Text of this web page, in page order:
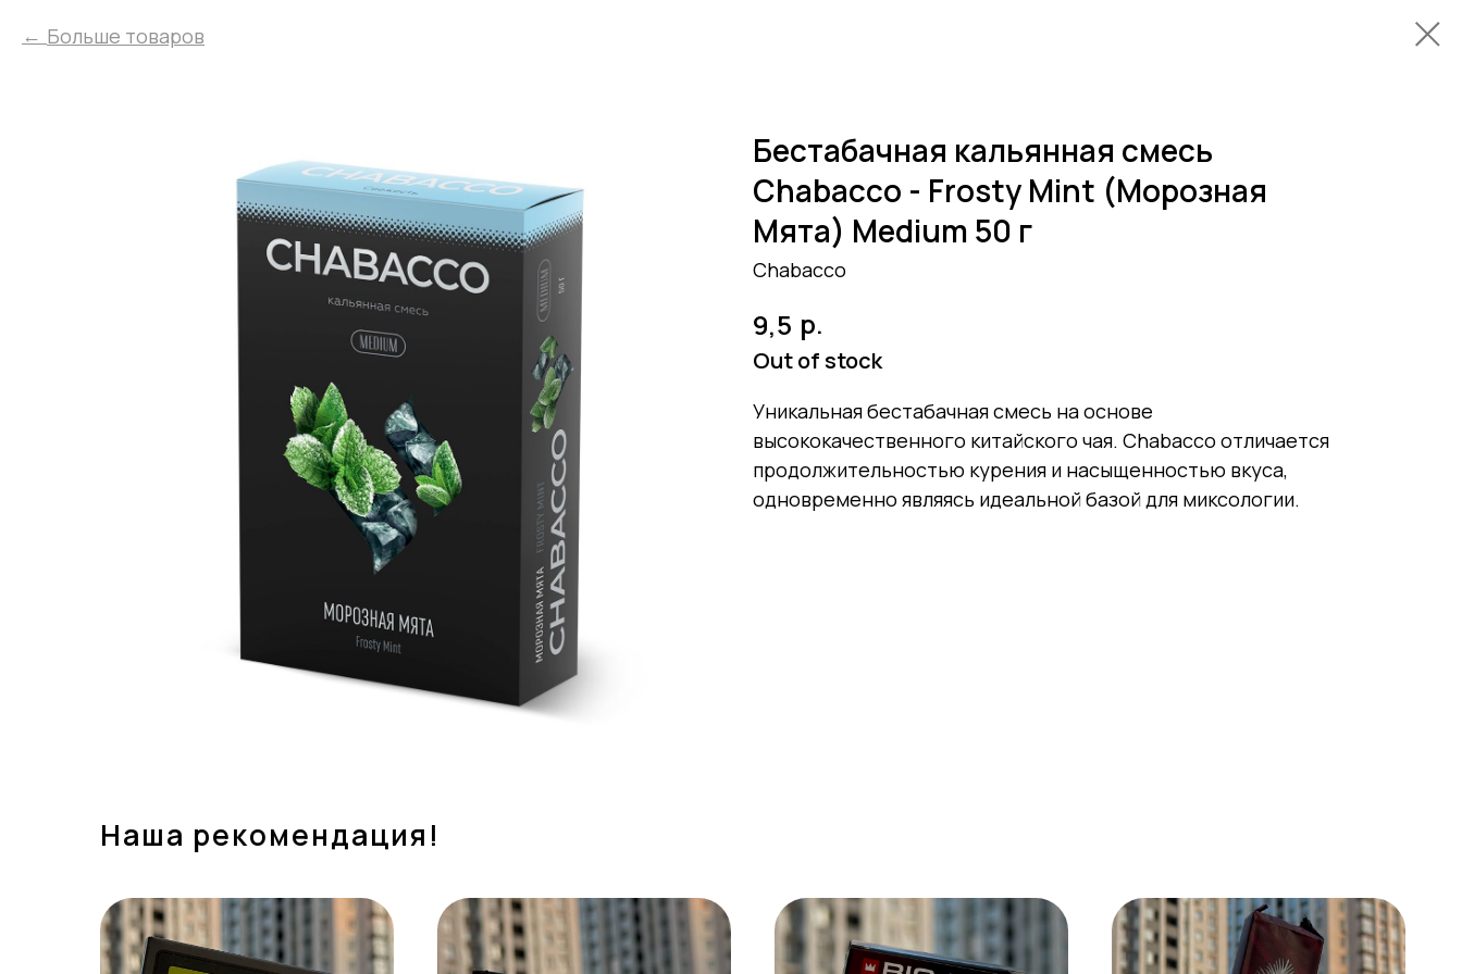
Больше товаров
Бестабачная кальянная смесь
Chabacco - Frosty Mint (Морозная
Мята) Medium 50 г
Chabacco
9,5 р.
Out of stock
Уникальная бестабачная смесь на основе
высококачественного китайского чая. Chabacco отличается
продолжительностью курения и насыщенностью вкуса,
одновременно являясь идеальной базой для миксологии.
Наша рекомендация!